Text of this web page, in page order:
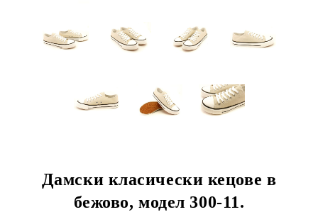
Дамски класически кецове в
бежово, модел 300-11.